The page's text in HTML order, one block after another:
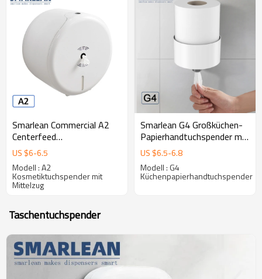
Smarlean Commercial A2
Centerfeed
Toilettenpapierspender mit
Papier
US $6-6.5
Modell : A2
Kosmetiktuchspender mit
Mittelzug
Smarlean G4 Großküchen-
Papierhandtuchspender mit
Centerfeed
US $6.5-6.8
Modell : G4
Küchenpapierhandtuchspender
Taschentuchspender